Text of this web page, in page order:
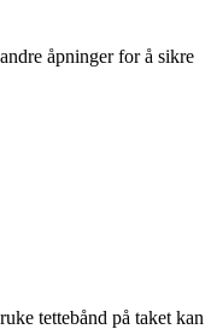
åpninger for å sikre
tettebånd på taket kan